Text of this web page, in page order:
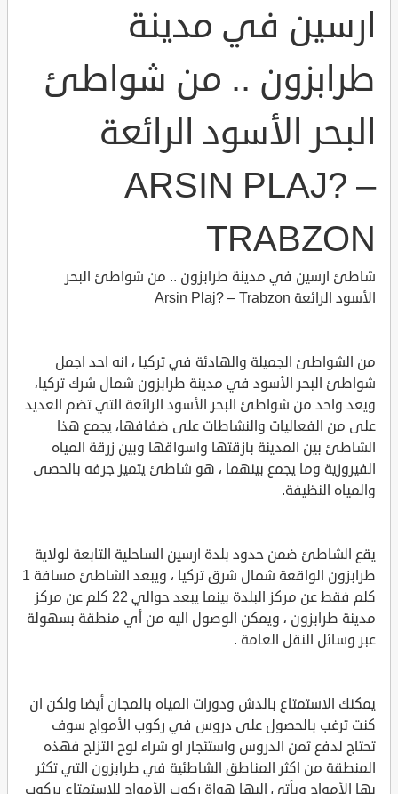
ارسين في مدينة
طرابزون .. من شواطئ
البحر الأسود الرائعة
ARSIN PLAJ? –
TRABZON
شاطئ ارسين في مدينة طرابزون .. من شواطئ البحر
الأسود الرائعة Arsin Plaj? – Trabzon
من الشواطئ الجميلة والهادئة في تركيا ، انه احد اجمل
شواطئ البحر الأسود في مدينة طرابزون شمال شرك تركيا،
ويعد واحد من شواطئ البحر الأسود الرائعة التي تضم العديد
على من الفعاليات والنشاطات على ضفافها، يجمع هذا
الشاطئ بين المدينة بازقتها واسواقها وبين زرقة المياه
الفيروزية وما يجمع بينهما ، هو شاطئ يتميز جرفه بالحصى
والمياه النظيفة.
يقع الشاطئ ضمن حدود بلدة ارسين الساحلية التابعة لولاية
طرابزون الواقعة شمال شرق تركيا ، ويبعد الشاطئ مسافة 1
كلم فقط عن مركز البلدة بينما يبعد حوالي 22 كلم عن مركز
مدينة طرابزون ، ويمكن الوصول اليه من أي منطقة بسهولة
عبر وسائل النقل العامة .
يمكنك الاستمتاع بالدش ودورات المياه بالمجان أيضا ولكن ان
كنت ترغب بالحصول على دروس في ركوب الأمواج سوف
تحتاج لدفع ثمن الدروس واستئجار او شراء لوح التزلج فهذه
المنطقة من اكثر المناطق الشاطئية في طرابزون التي تكثر
بها الأمواج ويأتي اليها هواة ركوب الأمواج للاستمتاع بركوب